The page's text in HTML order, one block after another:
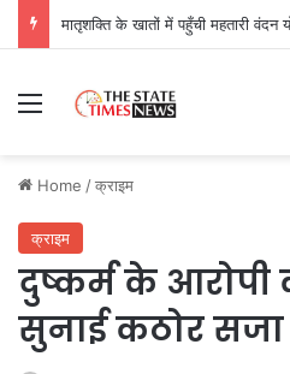
Menu
Home /क्राइम
क्राइम
दुष्कर्म के आरोपी
सुनाई कठोर सजा